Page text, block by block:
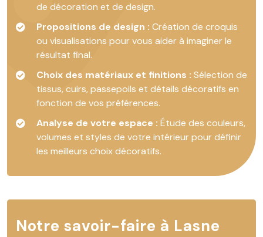
de décoration et de design.
Propositions de design : Création de croquis
ou visualisations pour vous aider à imaginer le
résultat final.
Choix des matériaux et finitions : Sélection de
tissus, cuirs, passepoils et détails décoratifs en
fonction de vos préférences.
Analyse de votre espace : Étude des couleurs,
volumes et styles de votre intérieur pour définir
les meilleurs choix décoratifs.
Notre savoir-faire à Lasne